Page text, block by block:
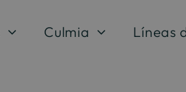
Culmia Líneas